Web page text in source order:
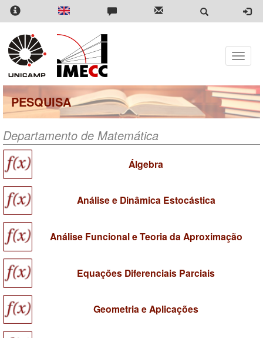
Pular
para
conteúdo
principal
Toggle
PESQUISA
Departamento de Matemática
Álgebra
Análise e Dinâmica Estocástica
Análise Funcional e Teoria da Aproximação
Equações Diferenciais Parciais
Geometria e Aplicações